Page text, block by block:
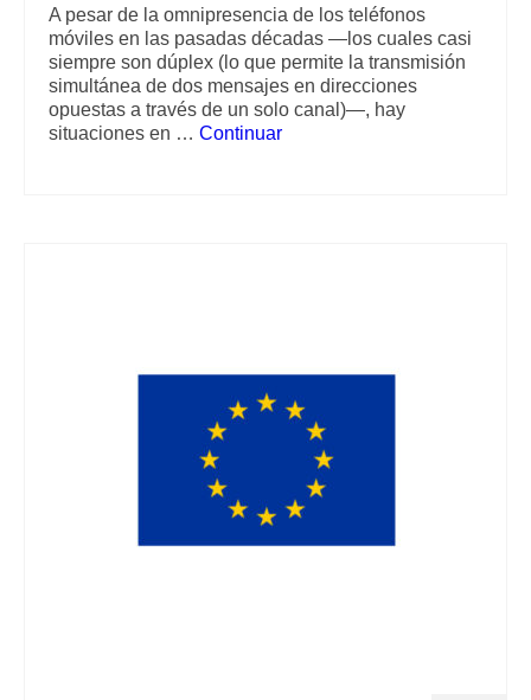
A pesar de la omnipresencia de los teléfonos
móviles en las pasadas décadas —los cuales casi
siempre son dúplex (lo que permite la transmisión
simultánea de dos mensajes en direcciones
opuestas a través de un solo canal)—, hay
situaciones en … Continuar